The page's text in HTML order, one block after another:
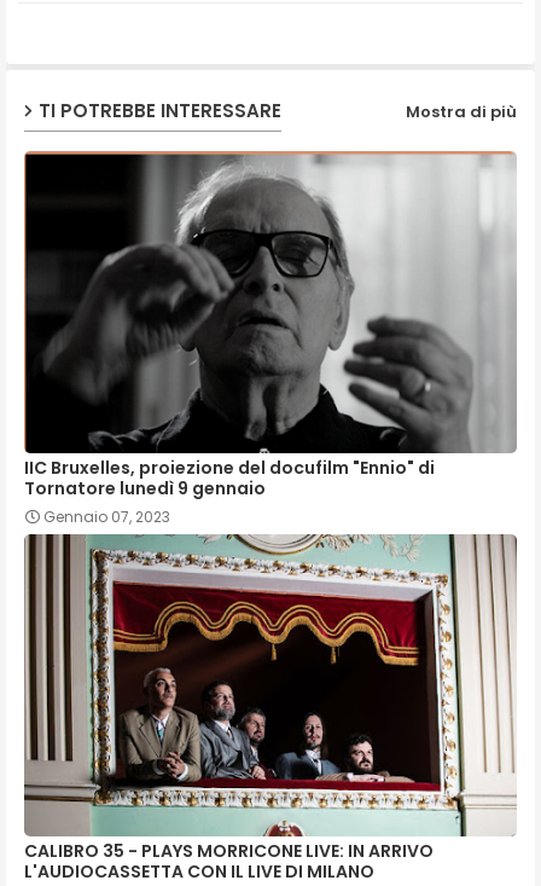
TI POTREBBE INTERESSARE Mostra di più
IIC Bruxelles, proiezione del docufilm "Ennio" di
Tornatore lunedì 9 gennaio
Gennaio 07, 2023
CALIBRO 35 - PLAYS MORRICONE LIVE: IN ARRIVO
L'AUDIOCASSETTA CON IL LIVE DI MILANO